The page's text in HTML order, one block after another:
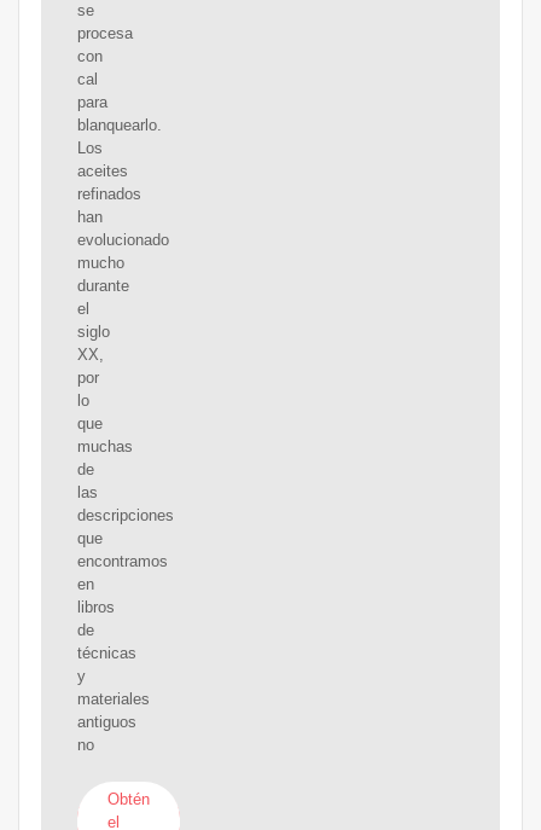
se
procesa
con
cal
para
blanquearlo.
Los
aceites
refinados
han
evolucionado
mucho
durante
el
siglo
XX,
por
lo
que
muchas
de
las
descripciones
que
encontramos
en
libros
de
técnicas
y
materiales
antiguos
no
Obtén
el